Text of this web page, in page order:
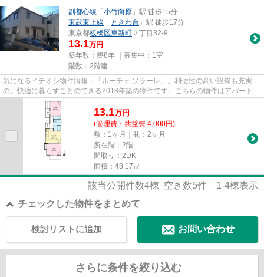
副都心線 「 小竹向原 」駅 徒歩15分
東武東上線 「 ときわ台 」駅 徒歩17分
東京都板橋区東新町 ２丁目32-9
13.1万円
築年数：築8年 ｜募集中： 1室
階数：2階建
気になるイチオシ物件情報：「ルーチェ ソラーレ」。利便性の高い設備も充実
の、快適に暮らすことのできる2018年築の物件です。こちらの物件はアパートで
す。メンテナンスの手間いらず...
13.1万円
(管理費・共益費 4,000円)
敷：1ヶ月｜礼：2ヶ月
所在階：2階
間取り：2DK
面積：48.17㎡
該当公開件数4棟 空き数5件 1-4棟表示
チェックした物件をまとめて
お問い合わせ
検討リストに追加
さらに条件を絞り込む